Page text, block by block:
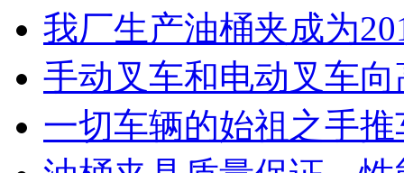
我厂生产油桶夹成为
手动叉车和电动叉车
一切车辆的始祖之手